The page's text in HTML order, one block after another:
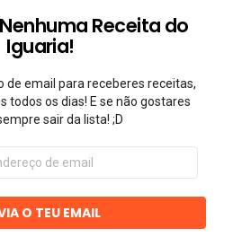
Receita do
Iguaria!
de email para receberes receitas,
todos os dias! E se não gostares
sair da lista! ;D
O TEU EMAIL